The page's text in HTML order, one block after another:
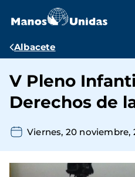
contenido
Ruta
navegación
Albacete
V Pleno
Derechos de
Viernes, 20 noviembre,